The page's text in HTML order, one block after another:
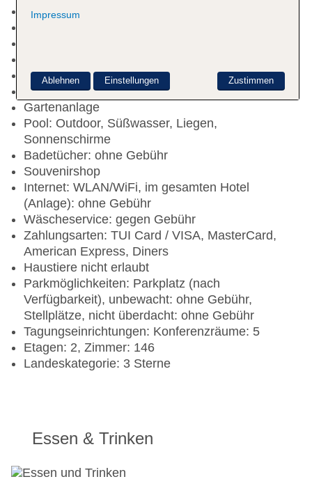
Kurtaxe/Ökotaxe/Touristensteuer zahlbar vor Ort
Late Check-out: gegen Gebühr
Rezeption
Gartenanlage
Pool: Outdoor, Süßwasser, Liegen,
Sonnenschirme
Badetücher: ohne Gebühr
Souvenirshop
Internet: WLAN/WiFi, im gesamten Hotel
(Anlage): ohne Gebühr
Wäscheservice: gegen Gebühr
Zahlungsarten: TUI Card / VISA, MasterCard,
American Express, Diners
Haustiere nicht erlaubt
Parkmöglichkeiten: Parkplatz (nach
Verfügbarkeit), unbewacht: ohne Gebühr,
Stellplätze, nicht überdacht: ohne Gebühr
Tagungseinrichtungen: Konferenzräume: 5
Etagen: 2, Zimmer: 146
Landeskategorie: 3 Sterne
Essen & Trinken
Impressum
Zustimmen
Ablehnen Einstellungen